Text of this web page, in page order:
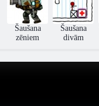
Šaušana
zēniem
Šaušana
divām